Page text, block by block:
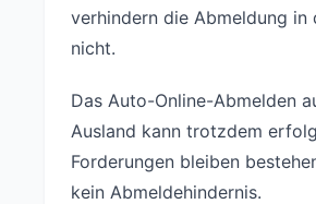
verhindern die Abmeldung in
nicht.
Das Auto-Online-Abmelden
Ausland kann trotzdem
Forderungen bleiben
kein Abmeldehindernis.